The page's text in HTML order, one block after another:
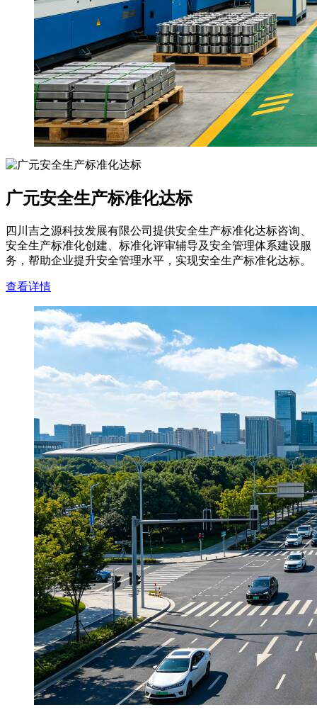
广元安全生产标准化达标
四川吉之源科技发展有限公司提供安全生产标准化达标咨询、
安全生产标准化创建、标准化评审辅导及安全管理体系建设服
务，帮助企业提升安全管理水平，实现安全生产标准化达标。
查看详情